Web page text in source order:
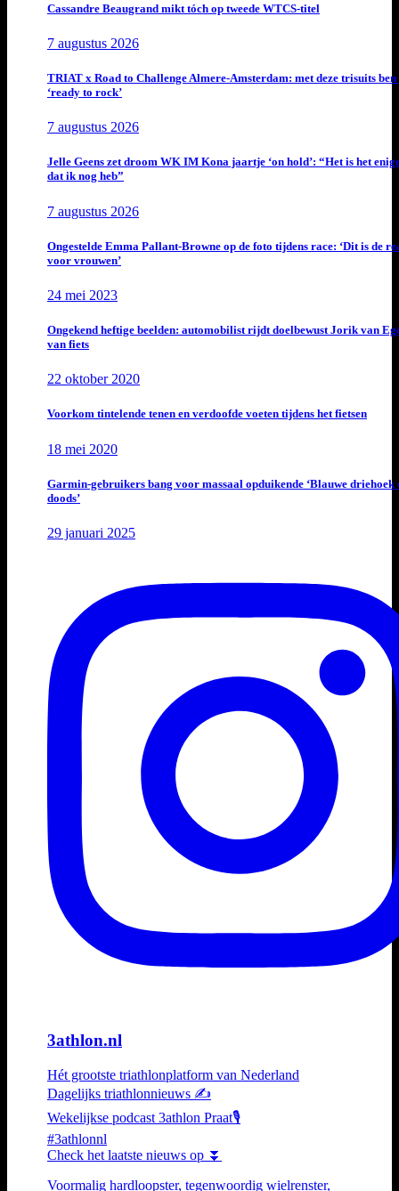
Cassandre Beaugrand mikt tóch op tweede WTCS-titel
7 augustus 2026
TRIAT x Road to Challenge Almere-Amsterdam: met deze trisuits ben
‘ready to rock’
7 augustus 2026
Jelle Geens zet droom WK IM Kona jaartje ‘on hold’: “Het is het
dat ik nog heb”
7 augustus 2026
Ongestelde Emma Pallant-Browne op de foto tijdens race: ‘Dit is de
voor vrouwen’
24 mei 2023
Ongekend heftige beelden: automobilist rijdt doelbewust Jorik van
van fiets
22 oktober 2020
Voorkom tintelende tenen en verdoofde voeten tijdens het fietsen
18 mei 2020
Garmin-gebruikers bang voor massaal opduikende ‘Blauwe driehoek
doods’
29 januari 2025
3athlon.nl
Hét grootste triathlonplatform van Nederland
Dagelijks triathlonnieuws ✍️
Wekelijkse podcast 3athlon Praat🎙️
#3athlonnl
Check het laatste nieuws op ⏬
Voormalig hardloopster, tegenwoordig wielrenster,